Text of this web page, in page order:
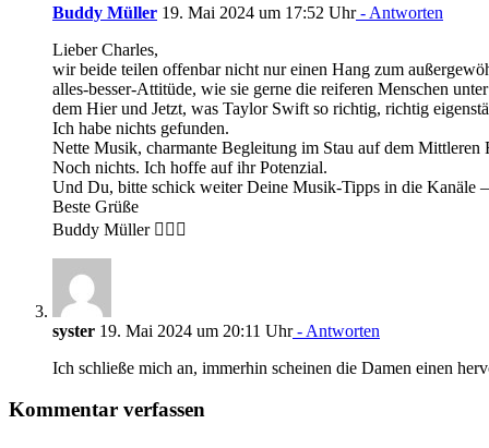
Buddy Müller 19. Mai 2024 um 17:52 Uhr- Antworten
Lieber Charles,
wir beide teilen offenbar nicht nur einen Hang zum
alles-besser-Attitüde, wie sie gerne die reiferen Menschen
dem Hier und Jetzt, was Taylor Swift so richtig, richtig
Ich habe nichts gefunden.
Nette Musik, charmante Begleitung im Stau auf dem
Noch nichts. Ich hoffe auf ihr Potenzial.
Und Du, bitte schick weiter Deine Musik-Tipps in die Kanäle
Beste Grüße
Buddy Müller 🙋🏻‍♂️
syster 19. Mai 2024 um 20:11 Uhr- Antworten
Ich schließe mich an, immerhin scheinen die Damen einen
Kommentar verfassen